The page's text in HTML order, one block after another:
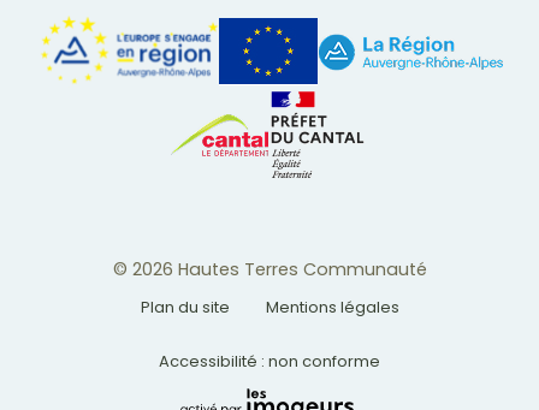
© 2026 Hautes Terres Communauté
Plan du site Mentions légales
Accessibilité : non conforme